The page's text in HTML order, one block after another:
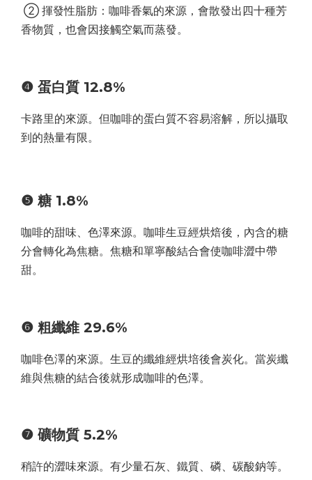
② 揮發性脂肪：咖啡香氣的來源，會散發出四十種芳
香物質，也會因接觸空氣而蒸發。
❹ 蛋白質 12.8%
卡路里的來源。但咖啡的蛋白質不容易溶解，所以攝取
到的熱量有限。
❺ 糖 1.8%
咖啡的甜味、色澤來源。咖啡生豆經烘焙後，內含的糖
分會轉化為焦糖。焦糖和單寧酸結合會使咖啡澀中帶
甜。
❻ 粗纖維 29.6%
咖啡色澤的來源。生豆的纖維經烘培後會炭化。當炭纖
維與焦糖的結合後就形成咖啡的色澤。
❼ 礦物質 5.2%
稍許的澀味來源。有少量石灰、鐵質、磷、碳酸鈉等。